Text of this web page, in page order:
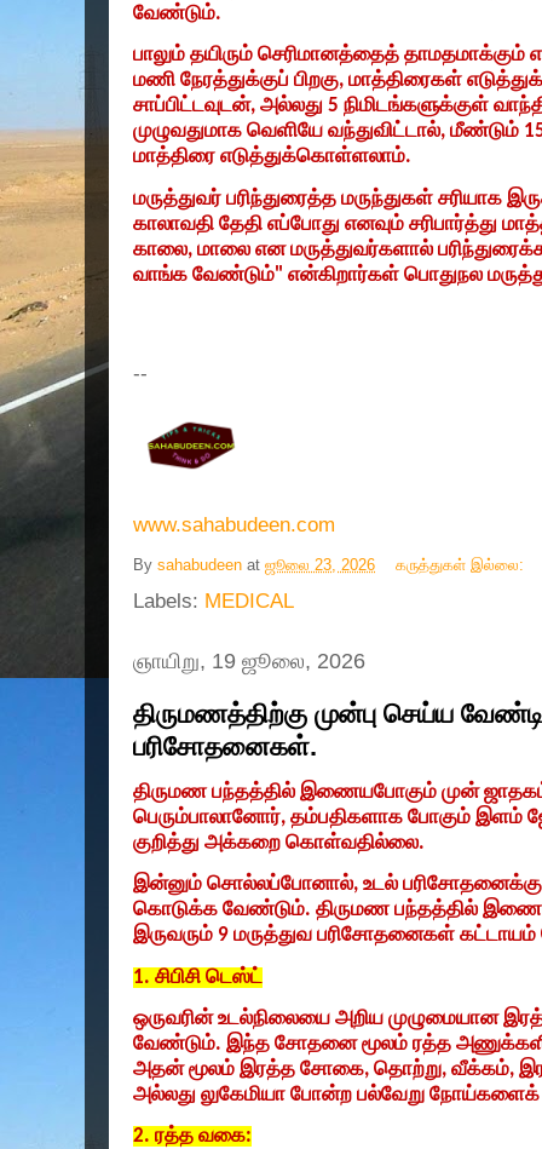
வேண்டும்.
பாலும் தயிரும் செரிமானத்தைத் தாமதமாக்கும்
மணி நேரத்துக்குப் பிறகு, மாத்திரைகள்
சாப்பிட்டவுடன், அல்லது 5 நிமிடங்களுக்குள்
முழுவதுமாக வெளியே வந்துவிட்டால், மீண்டும்
மாத்திரை எடுத்துக்கொள்ளலாம்.
மருத்துவர் பரிந்துரைத்த மருந்துகள் சரியாக
காலாவதி தேதி எப்போது எனவும் சரிபார்த்து
காலை, மாலை என மருத்துவர்களால்
வாங்க வேண்டும்" என்கிறார்கள் பொதுநல
--
www.sahabudeen.com
By sahabudeen at ஜூலை 23, 2026 கருத்துகள் இல்லை:
Labels: MEDICAL
ஞாயிறு, 19 ஜூலை, 2026
திருமணத்திற்கு முன்பு செய்ய
பரிசோதனைகள்.
திருமண பந்தத்தில் இணையபோகும் முன்
பெரும்பாலானோர், தம்பதிகளாக போகும் இளம்
குறித்து அக்கறை கொள்வதில்லை.
இன்னும் சொல்லப்போனால், உடல்
கொடுக்க வேண்டும். திருமண பந்தத்தில்
இருவரும் 9 மருத்துவ பரிசோதனைகள்
1. சிபிசி டெஸ்ட்
ஒருவரின் உடல்நிலையை அறிய முழுமையான
வேண்டும். இந்த சோதனை மூலம் ரத்த
அதன் மூலம் இரத்த சோகை, தொற்று, வீக்கம்,
அல்லது லுகேமியா போன்ற பல்வேறு நோய்களைக்
2. ரத்த வகை: